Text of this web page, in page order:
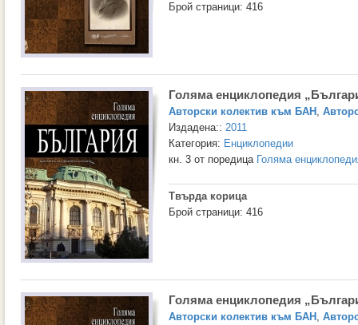
Брой страници: 416
Голяма енциклопедия
Авторски колектив към БАН ,
Издадена:: 2011
Категория: Енциклопедии
кн. 3 от поредица Голяма
Твърда корица
Брой страници: 416
Голяма енциклопедия
Авторски колектив към БАН ,